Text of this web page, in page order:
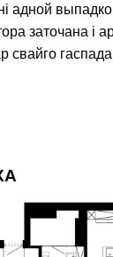
адной
заточана і
свайго